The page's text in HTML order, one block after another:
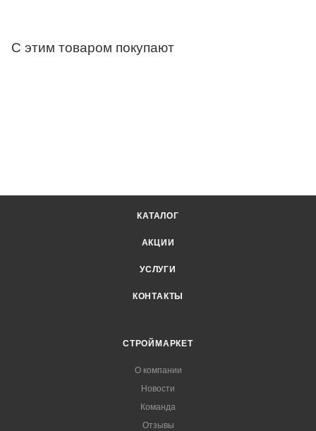
С этим товаром покупают
КАТАЛОГ
АКЦИИ
УСЛУГИ
КОНТАКТЫ
СТРОЙМАРКЕТ
О компании
Новости
Команда
Отзывы